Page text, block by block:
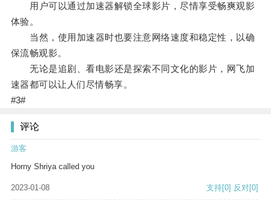
用户可以通过加速器解锁全球影片，尽情享受畅爽观影
体验。
当然，使用加速器时也要注意网络速度和稳定性，以确
保流畅观影。
无论是追剧、看电影还是探索不同文化的影片，网飞加
速器都可以让人们尽情畅享。
#3#
评论
游客
Horny Shriya called you
2023-01-08 支持[0] 反对[0]